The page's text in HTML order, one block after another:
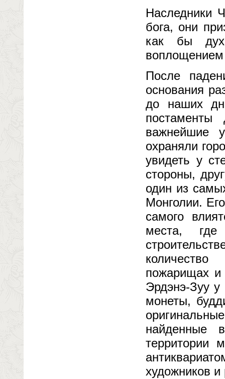
Наследники
бога, они
как бы
воплощением
После
основания
до наших
важнейшие
охраняли
увидеть у
стороны,
один из
Монголии.
самого
места,
пожарищах и
Эрдэнэ-Зуу
монеты,
найденные
территории
художников